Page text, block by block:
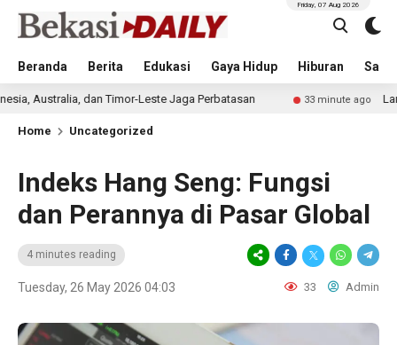
Beranda Berita Edukasi Gaya Hidup Hiburan
Friday, 07 Aug 2026
dan Timor-Leste Jaga Perbatasan 33 minute ago Laris Diminati
Home Uncategorized
Indeks Hang Seng: Fungsi
dan Perannya di Pasar Global
4 minutes reading
Tuesday, 26 May 2026 04:03 33 Admin